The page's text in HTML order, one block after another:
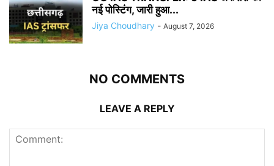
नई पोस्टिंग, जारी हुआ...
Jiya Choudhary - August 7, 2026
NO COMMENTS
LEAVE A REPLY